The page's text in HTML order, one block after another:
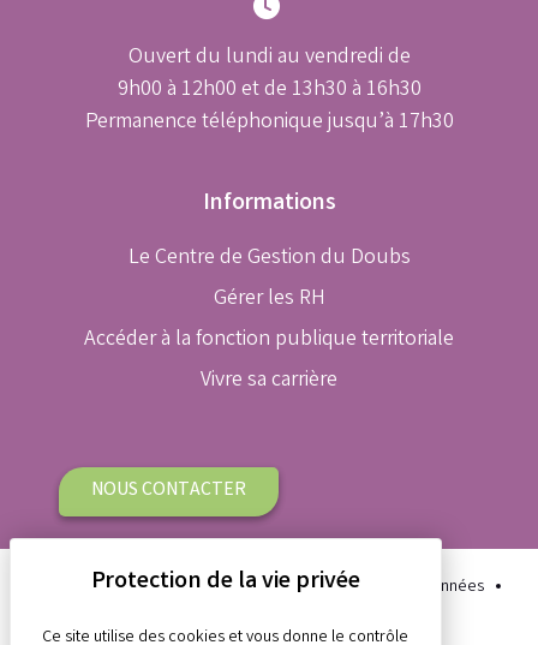
Ouvert du lundi au vendredi de
9h00 à 12h00 et de 13h30 à 16h30
Permanence téléphonique jusqu’à 17h30
Informations
Le Centre de Gestion du Doubs
Gérer les RH
Accéder à la fonction publique territoriale
Vivre sa carrière
NOUS CONTACTER
Plan du site Aide et accessibilité
Protection des données
Gestion des cookies
Mentions légales
Ce site utilise des cookies et vous donne le contrôle